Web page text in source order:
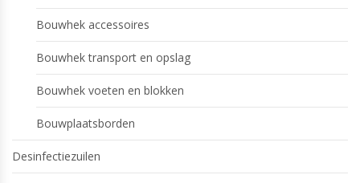
Bouwhek accessoires
Bouwhek transport en opslag
Bouwhek voeten en blokken
Bouwplaatsborden
Desinfectiezuilen